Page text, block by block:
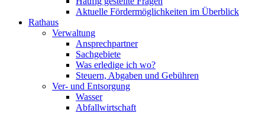
Aktuelle Fördermöglichkeiten im Überblick
Rathaus
Verwaltung
Ansprechpartner
Sachgebiete
Was erledige ich wo?
Steuern, Abgaben und Gebühren
Ver- und Entsorgung
Wasser
Abfallwirtschaft